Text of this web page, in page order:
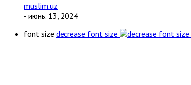
muslim.uz
- июнь. 13, 2024
font size decrease font size